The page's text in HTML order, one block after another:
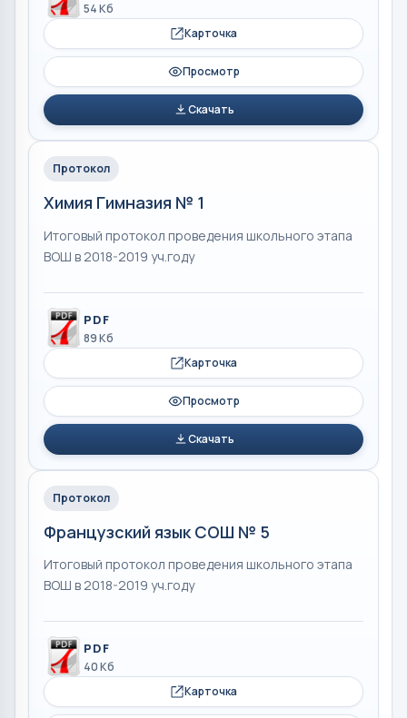
54 Кб
Карточка
Просмотр
Скачать
Протокол
Химия Гимназия № 1
Итоговый протокол проведения школьного этапа
ВОШ в 2018-2019 уч.году
PDF
89 Кб
Карточка
Просмотр
Скачать
Протокол
Французский язык СОШ № 5
Итоговый протокол проведения школьного этапа
ВОШ в 2018-2019 уч.году
PDF
40 Кб
Карточка